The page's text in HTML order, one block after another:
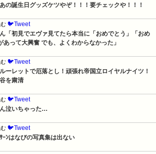
の誕生日グッズケツやぞ！！！要チェックや！！！
🐦Tweet
「初見でエヴァ見てたら本当に「おめでとう」「おめ
って大興奮 でも、よくわからなかった」
🐦Tweet
ーレットで厄落とし！頑張れ帝国立ロイヤルナイツ！
を粛清
🐦Tweet
ん泣いちゃった…
🐦Tweet
ｰﾝはなびの写真集は出ない